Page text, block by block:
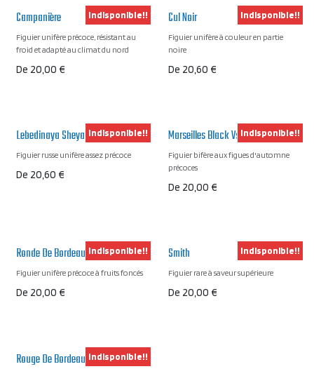
Campanière
Figuier unifère précoce, résistant au
froid et adapté au climat du nord
De 20,00 €
Indisponible!! Cul Noir
Figuier unifère à couleur en partie
noire
De 20,60 €
Indisponible!!
Lebedinaya Sheya
Figuier russe unifère assez précoce
De 20,60 €
Indisponible!! Marseilles Black Vs
Figuier bifère aux figues d'automne
précoces
De 20,00 €
Indisponible!!
Ronde De Bordeaux
Figuier unifère précoce à fruits foncés
De 20,00 €
Indisponible!! Smith
Figuier rare à saveur supérieure
De 20,00 €
Indisponible!!
Rouge De BordeauxIndisponible!!